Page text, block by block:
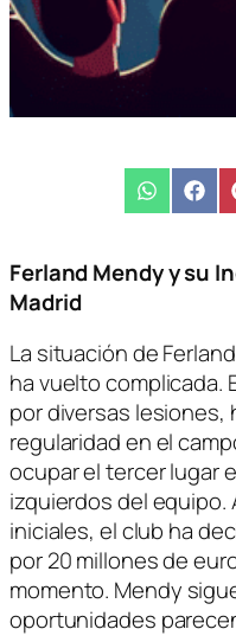
en en
Ferland Mendy y su
Madrid
La situación de
ha vuelto complicada.
por diversas lesiones,
regularidad en el
ocupar el tercer lugar
izquierdos del equipo.
iniciales, el club ha
por 20 millones de
momento. Mendy
oportunidades